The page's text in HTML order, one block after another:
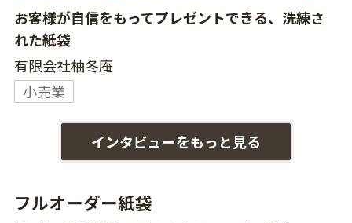
お客様が自信をもってプレゼントできる、洗練さ
れた紙袋
有限会社柚冬庵
小売業
インタビューをもっと見る
フルオーダー紙袋